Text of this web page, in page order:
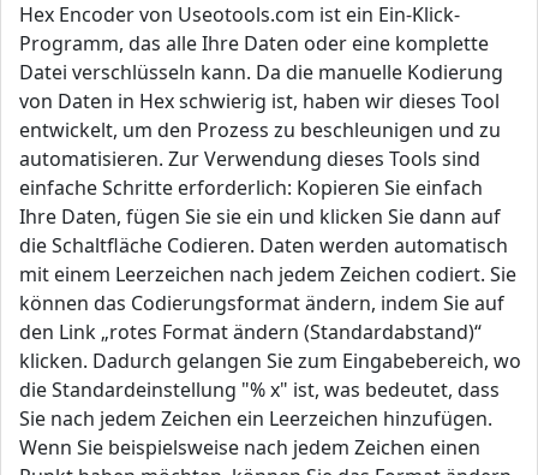
Hex Encoder von Useotools.com ist ein Ein-Klick-
Programm, das alle Ihre Daten oder eine komplette
Datei verschlüsseln kann. Da die manuelle Kodierung
von Daten in Hex schwierig ist, haben wir dieses Tool
entwickelt, um den Prozess zu beschleunigen und zu
automatisieren. Zur Verwendung dieses Tools sind
einfache Schritte erforderlich: Kopieren Sie einfach
Ihre Daten, fügen Sie sie ein und klicken Sie dann auf
die Schaltfläche Codieren. Daten werden automatisch
mit einem Leerzeichen nach jedem Zeichen codiert. Sie
können das Codierungsformat ändern, indem Sie auf
den Link „rotes Format ändern (Standardabstand)“
klicken. Dadurch gelangen Sie zum Eingabebereich, wo
die Standardeinstellung "% x" ist, was bedeutet, dass
Sie nach jedem Zeichen ein Leerzeichen hinzufügen.
Wenn Sie beispielsweise nach jedem Zeichen einen